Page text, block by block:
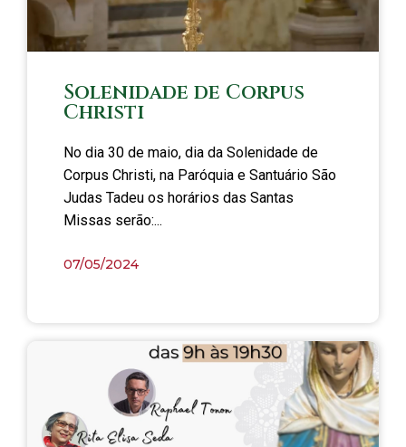
Solenidade de Corpus
Christi
No dia 30 de maio, dia da Solenidade de
Corpus Christi, na Paróquia e Santuário São
Judas Tadeu os horários das Santas
Missas serão:...
07/05/2024